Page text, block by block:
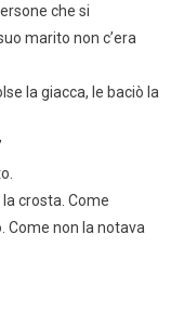
che si
marito non c’era
la giacca, le baciò la
crosta. Come
Come non la notava